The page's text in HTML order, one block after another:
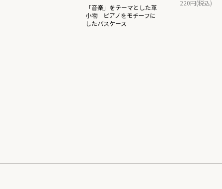
「音楽」をテーマとした革
小物 ピアノをモチーフに
したパスケース
220円(税込)